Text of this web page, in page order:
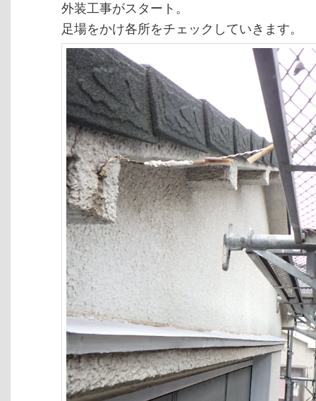
外装工事がスタート。
足場をかけ各所をチェックしていきます。